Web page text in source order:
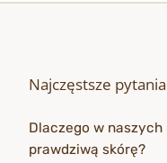
Najczęstsze
Dlaczego w
prawdziwą skórę?